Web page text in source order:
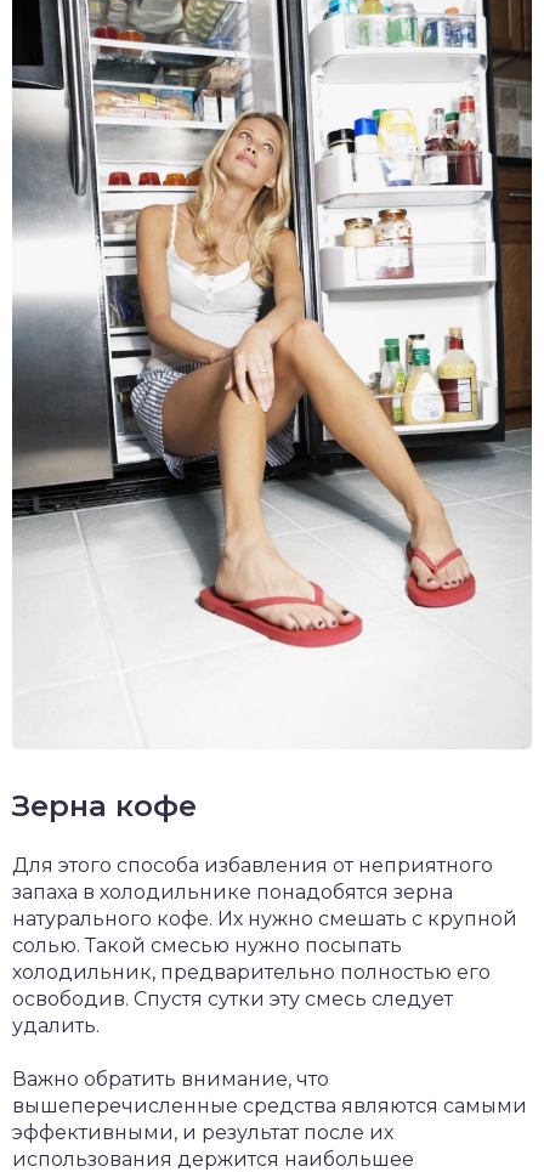
Зерна кофе
Для этого способа избавления от неприятного
запаха в холодильнике понадобятся зерна
натурального кофе. Их нужно смешать с крупной
солью. Такой смесью нужно посыпать
холодильник, предварительно полностью его
освободив. Спустя сутки эту смесь следует
удалить.
Важно обратить внимание, что
вышеперечисленные средства являются самыми
эффективными, и результат после их
использования держится наибольшее